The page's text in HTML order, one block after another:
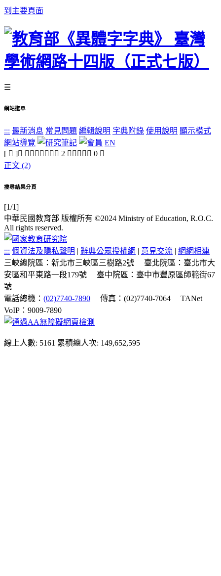
到主要頁面
☰
網站選單
::: 最新消息 常見問題 編輯說明 字典附錄 使用說明 顯示模式
網站導覽
EN
[ 𧖷 ]， 查詢結果：正文 2 字，附收字 0 字
正文 (2)
搜尋結果分頁
[1/1]
中華民國教育部 版權所有 ©2024 Ministry of Education, R.O.C.
All rights reserved.
::: 個資法及隱私聲明 | 辭典公眾授權網 | 意見交流 | 網網相連
三峽總院區：新北市三峽區三樹路2號
臺北院區：臺北市大
安區和平東路一段179號
臺中院區：臺中市豐原區師範街67
號
電話總機： (02)7740-7890 傳真：(02)7740-7064
TANet
VoIP：9009-7890
線上人數: 5161 累積總人次: 149,652,595